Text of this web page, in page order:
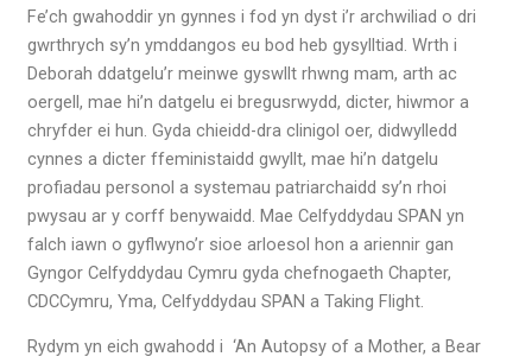
Fe’ch gwahoddir yn gynnes i fod yn dyst i’r archwiliad o dri
gwrthrych sy’n ymddangos eu bod heb gysylltiad. Wrth i
Deborah ddatgelu’r meinwe gyswllt rhwng mam, arth ac
oergell, mae hi’n datgelu ei bregusrwydd, dicter, hiwmor a
chryfder ei hun. Gyda chieidd-dra clinigol oer, didwylledd
cynnes a dicter ffeministaidd gwyllt, mae hi’n datgelu
profiadau personol a systemau patriarchaidd sy’n rhoi
pwysau ar y corff benywaidd. Mae Celfyddydau SPAN yn
falch iawn o gyflwyno’r sioe arloesol hon a ariennir gan
Gyngor Celfyddydau Cymru gyda chefnogaeth Chapter,
CDCCymru, Yma, Celfyddydau SPAN a Taking Flight.
Rydym yn eich gwahodd i ‘An Autopsy of a Mother, a Bear